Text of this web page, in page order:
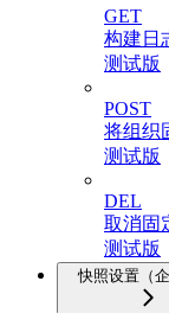
GET
构建日
测试版
POST
将组织
测试版
DEL
取消固
测试版
快照设置（企